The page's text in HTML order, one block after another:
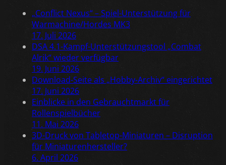
„Conflict Nexus“ – Spiel-Unterstützung für
Warmachine/Hordes MK3
17. Juli 2026
DSA 4.1-Kampf-Unterstützungstool „Combat
Alrik“ wieder verfügbar
19. Juni 2026
Download-Seite als „Hobby-Archiv“ eingerichtet
17. Juni 2026
Einblicke in den Gebrauchtmarkt für
Rollenspielbücher
11. Mai 2026
3D-Druck von Tabletop-Miniaturen – Disruption
für Miniaturenhersteller?
6. April 2026